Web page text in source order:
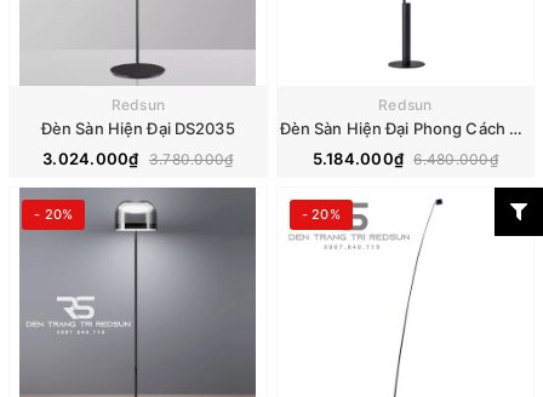
Redsun
Đèn Sàn Hiện Đại DS2035
3.024.000₫ 3.780.000₫
Redsun
Đèn Sàn Hiện Đại Phong Cách Bắc Âu DS2045
5.184.000₫ 6.480.000₫
- 20% - 20%